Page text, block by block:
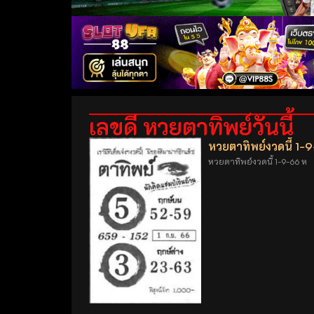
เลขดี หวยตาทิพย์วันนี้
หวยตาทิพย์งวดนี้ 1-
หวยตาทิพย์งวดนี้ 1-9-66 ห